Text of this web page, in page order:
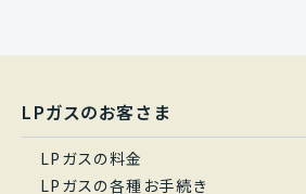
LPガスのお客さま
LPガスの料金
LPガスの各種お手続き